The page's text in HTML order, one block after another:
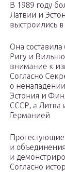
В 1989 году
Латвии и
выстроились
Она
Ригу и
внимание к
Согласно
о
Эстония и
СССР, а Литва
Германией
Протестующие
и
и
Согласно